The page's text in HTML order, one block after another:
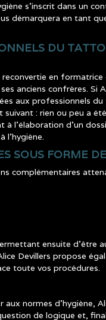
s’inscrit dans un
démarquera en tant
DU
en formatrice
anciens confrères. Si
aux professionnels
suivant : rien ou peu a
l’élaboration d’un
l’hygiène.
SOUS FORME
complémentaires
ensuite d’être
Devillers propose
toute vos procédures.
normes d’hygiène,
de logique et,